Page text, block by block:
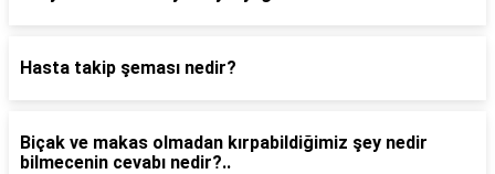
Hasta takip şeması nedir?
Biçak ve makas olmadan kırpabildiğimiz şey nedir
bilmecenin cevabı nedir?..